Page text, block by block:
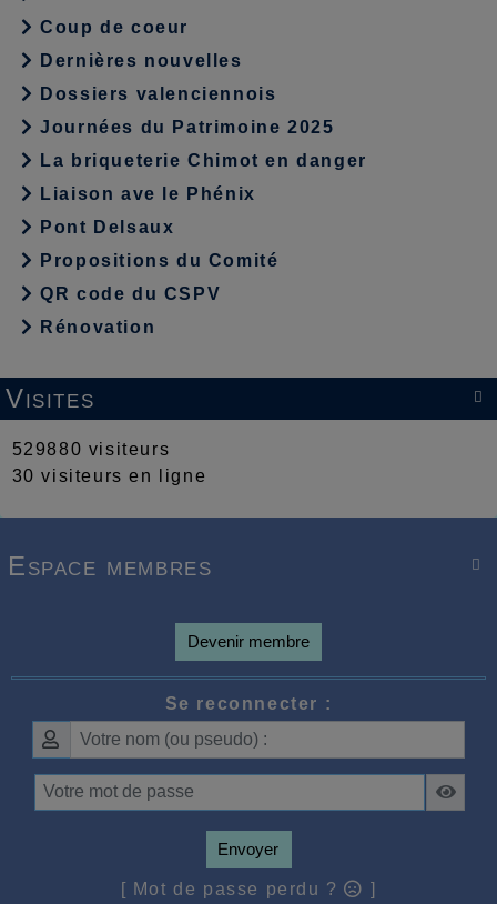
Coup de coeur
Dernières nouvelles
Dossiers valenciennois
Journées du Patrimoine 2025
La briqueterie Chimot en danger
Liaison ave le Phénix
Pont Delsaux
Propositions du Comité
QR code du CSPV
Rénovation

Visites
529880 visiteurs
30 visiteurs en ligne

Espace membres
Devenir membre
Se reconnecter :
Envoyer
[ Mot de passe perdu ? ]